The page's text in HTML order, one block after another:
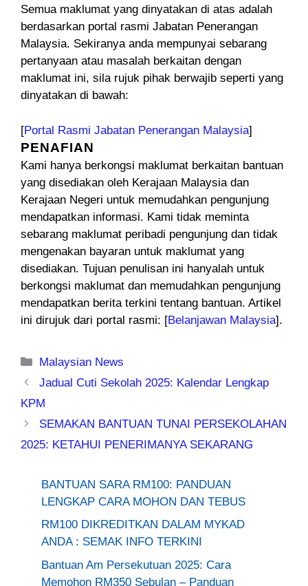
Semua maklumat yang dinyatakan di atas adalah
berdasarkan portal rasmi Jabatan Penerangan
Malaysia. Sekiranya anda mempunyai sebarang
pertanyaan atau masalah berkaitan dengan
maklumat ini, sila rujuk pihak berwajib seperti yang
dinyatakan di bawah:
[Portal Rasmi Jabatan Penerangan Malaysia]
PENAFIAN
Kami hanya berkongsi maklumat berkaitan bantuan
yang disediakan oleh Kerajaan Malaysia dan
Kerajaan Negeri untuk memudahkan pengunjung
mendapatkan informasi. Kami tidak meminta
sebarang maklumat peribadi pengunjung dan tidak
mengenakan bayaran untuk maklumat yang
disediakan. Tujuan penulisan ini hanyalah untuk
berkongsi maklumat dan memudahkan pengunjung
mendapatkan berita terkini tentang bantuan. Artikel
ini dirujuk dari portal rasmi: [Belanjawan Malaysia].
Categories
Malaysian News
Jadual Cuti Sekolah 2025: Kalendar Lengkap
KPM
SEMAKAN BANTUAN TUNAI PERSEKOLAHAN
2025: KETAHUI PENERIMANYA SEKARANG
BANTUAN SARA RM100: PANDUAN
LENGKAP CARA MOHON DAN TEBUS
RM100 DIKREDITKAN DALAM MYKAD
ANDA : SEMAK INFO TERKINI
Bantuan Am Persekutuan 2025: Cara
Memohon RM350 Sebulan – Panduan